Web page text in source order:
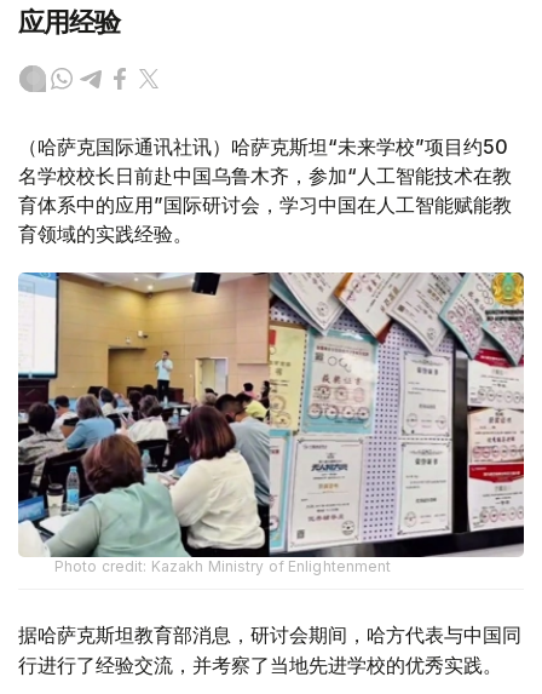
应用经验
（哈萨克国际通讯社讯）哈萨克斯坦“未来学校”项目约50
名学校校长日前赴中国乌鲁木齐，参加“人工智能技术在教
育体系中的应用”国际研讨会，学习中国在人工智能赋能教
育领域的实践经验。
Photo credit: Kazakh Ministry of Enlightenment
据哈萨克斯坦教育部消息，研讨会期间，哈方代表与中国同
行进行了经验交流，并考察了当地先进学校的优秀实践。